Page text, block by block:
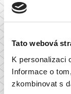
Tato webová
K personalizaci
Informace o
zkombinovat s